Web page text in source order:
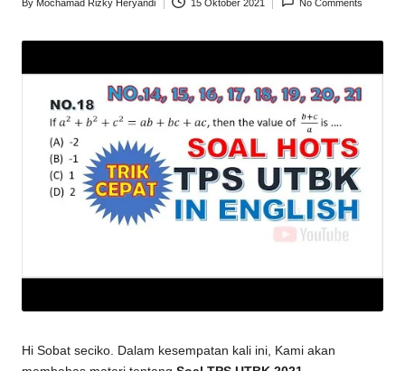
Posted
By Mochamad Rizky Heryandi 15 Oktober 2021 No Comments
Hi Sobat seciko. Dalam kesempatan kali ini, Kami akan